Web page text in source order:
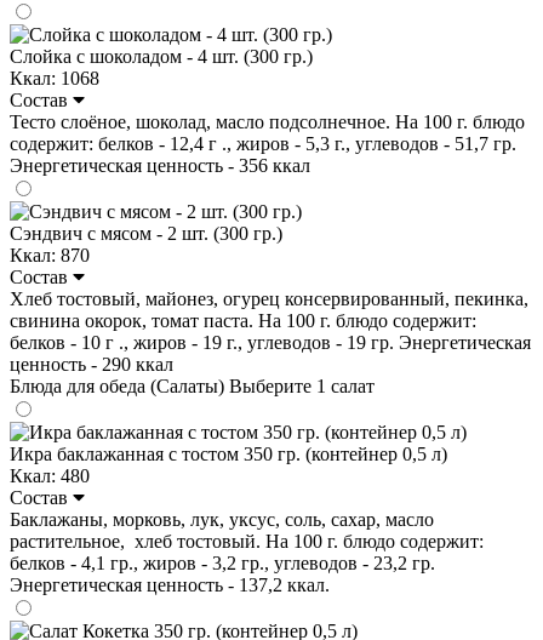
Слойка с шоколадом - 4 шт. (300 гр.)
Ккал: 1068
Состав
Тесто слоёное, шоколад, масло подсолнечное. На 100 г. блюдо
содержит: белков - 12,4 г ., жиров - 5,3 г., углеводов - 51,7 гр.
Энергетическая ценность - 356 ккал
Сэндвич с мясом - 2 шт. (300 гр.)
Ккал: 870
Состав
Хлеб тостовый, майонез, огурец консервированный, пекинка,
свинина окорок, томат паста. На 100 г. блюдо содержит:
белков - 10 г ., жиров - 19 г., углеводов - 19 гр. Энергетическая
ценность - 290 ккал
Блюда для обеда (Салаты) Выберите 1 салат
Икра баклажанная с тостом 350 гр. (контейнер 0,5 л)
Ккал: 480
Состав
Баклажаны, морковь, лук, уксус, соль, сахар, масло
растительное, хлеб тостовый. На 100 г. блюдо содержит:
белков - 4,1 гр., жиров - 3,2 гр., углеводов - 23,2 гр.
Энергетическая ценность - 137,2 ккал.